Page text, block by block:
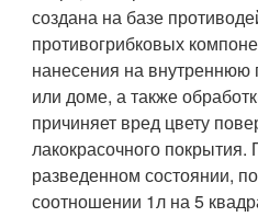
создана на базе
противогрибковых
нанесения на внутреннюю
или доме, а также
причиняет вред цвету
лакокрасочного покрытия.
разведенном состоянии,
соотношении 1л на 5